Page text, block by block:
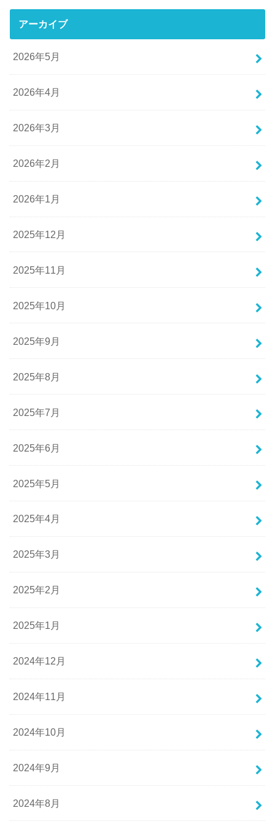
アーカイブ
2026年5月
2026年4月
2026年3月
2026年2月
2026年1月
2025年12月
2025年11月
2025年10月
2025年9月
2025年8月
2025年7月
2025年6月
2025年5月
2025年4月
2025年3月
2025年2月
2025年1月
2024年12月
2024年11月
2024年10月
2024年9月
2024年8月